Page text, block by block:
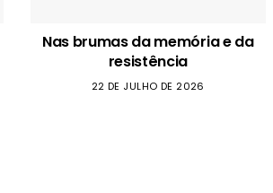
Nas brumas da memória e da
resistência
22 DE JULHO DE 2026